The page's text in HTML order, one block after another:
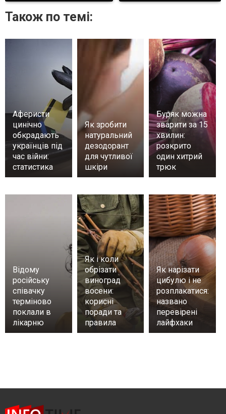
Також по темі:
Аферисти
цинічно
обкрадають
українців під
час війни:
статистика
Як зробити
натуральний
дезодорант
для чутливої
шкіри
Буряк можна
зварити за 15
хвилин:
розкрито
один хитрий
трюк
Відому
російську
співачку
терміново
поклали в
лікарню
Як і коли
обрізати
виноград
восени:
корисні
поради та
правила
Як нарізати
цибулю і не
розплакатися:
названо
перевірені
лайфхаки